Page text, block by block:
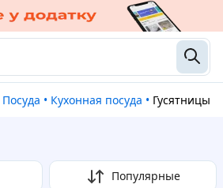
Посуда • Кухонная посуда • Гусятницы
Популярные